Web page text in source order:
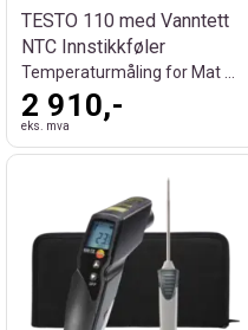
TESTO 110 med Vanntett
NTC Innstikkføler
2 910,-
eks. mva